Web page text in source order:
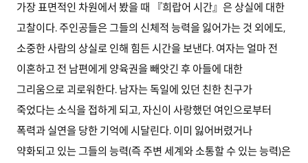
가장 표면적인 차원에서 봤을 때 『희랍어 시간』은 상실에 대한
고찰이다. 주인공들은 그들의 신체적 능력을 잃어가는 것 외에도,
소중한 사람의 상실로 인해 힘든 시간을 보낸다. 여자는 얼마 전
이혼하고 전 남편에게 양육권을 빼앗긴 후 아들에 대한
그리움으로 괴로워한다. 남자는 독일에 있던 친한 친구가
죽었다는 소식을 접하게 되고, 자신이 사랑했던 여인으로부터
폭력과 실연을 당한 기억에 시달린다. 이미 잃어버렸거나
약화되고 있는 그들의 능력(즉 주변 세계와 소통할 수 있는 능력)은